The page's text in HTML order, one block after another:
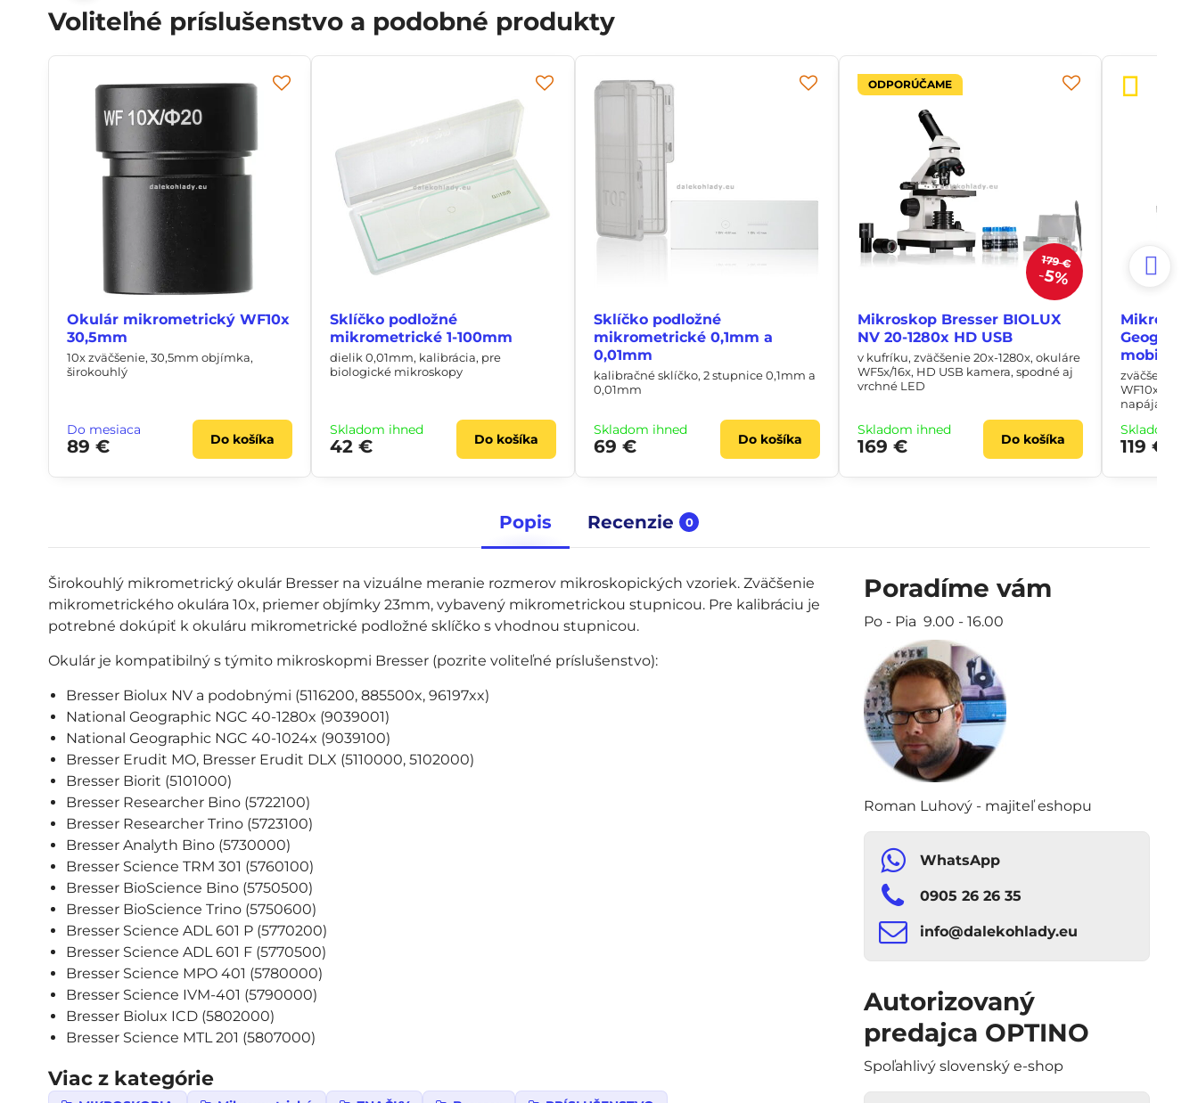
Popis Recenzie 0
Širokouhlý mikrometrický okulár Bresser na vizuálne meranie rozmerov mikroskopických vzoriek. Zväčšenie
mikrometrického okulára 10x, priemer objímky 23mm, vybavený mikrometrickou stupnicou. Pre kalibráciu je
potrebné dokúpiť k okuláru mikrometrické podložné sklíčko s vhodnou stupnicou.
Okulár je kompatibilný s týmito mikroskopmi Bresser (pozrite voliteľné príslušenstvo):
Bresser Biolux NV a podobnými (5116200, 885500x, 96197xx)
National Geographic NGC 40-1280x (9039001)
National Geographic NGC 40-1024x (9039100)
Bresser Erudit MO, Bresser Erudit DLX (5110000, 5102000)
Bresser Biorit (5101000)
Bresser Researcher Bino (5722100)
Bresser Researcher Trino (5723100)
Bresser Analyth Bino (5730000)
Bresser Science TRM 301 (5760100)
Bresser BioScience Bino (5750500)
Bresser BioScience Trino (5750600)
Bresser Science ADL 601 P (5770200)
Bresser Science ADL 601 F (5770500)
Bresser Science MPO 401 (5780000)
Bresser Science IVM-401 (5790000)
Bresser Biolux ICD (5802000)
Bresser Science MTL 201 (5807000)
Viac z kategórie
Poradíme vám
Po - Pia 9.00 - 16.00
Roman Luhový - majiteľ eshopu
WhatsApp
0905 26 26 35
info​​@dalekohlady​​.eu
Autorizovaný
predajca OPTINO
Spoľahlivý slovenský e-shop
Voliteľné príslušenstvo a podobné produkty
Okulár mikrometrický WF10x
30,5mm
10x zväčšenie, 30,5mm objímka,
širokouhlý
Do mesiaca
89 € Do košíka
Sklíčko podložné
mikrometrické 1-100mm
dielik 0,01mm, kalibrácia, pre
biologické mikroskopy
Skladom ihneď
42 € Do košíka
Sklíčko podložné
mikrometrické 0,1mm a
0,01mm
kalibračné sklíčko, 2 stupnice 0,1mm a
0,01mm
Skladom ihneď
69 € Do košíka
179 €
5%
ODPORÚČAME
Mikroskop Bresser BIOLUX
NV 20-1280x HD USB
v kufríku, zväčšenie 20x-1280x, okuláre
WF5x/16x, HD USB kamera, spodné aj
vrchné LED
Skladom ihneď
169 € Do košíka
mobil
zväčšenie
WF10x/16x,
napájací
Skladom
119 €